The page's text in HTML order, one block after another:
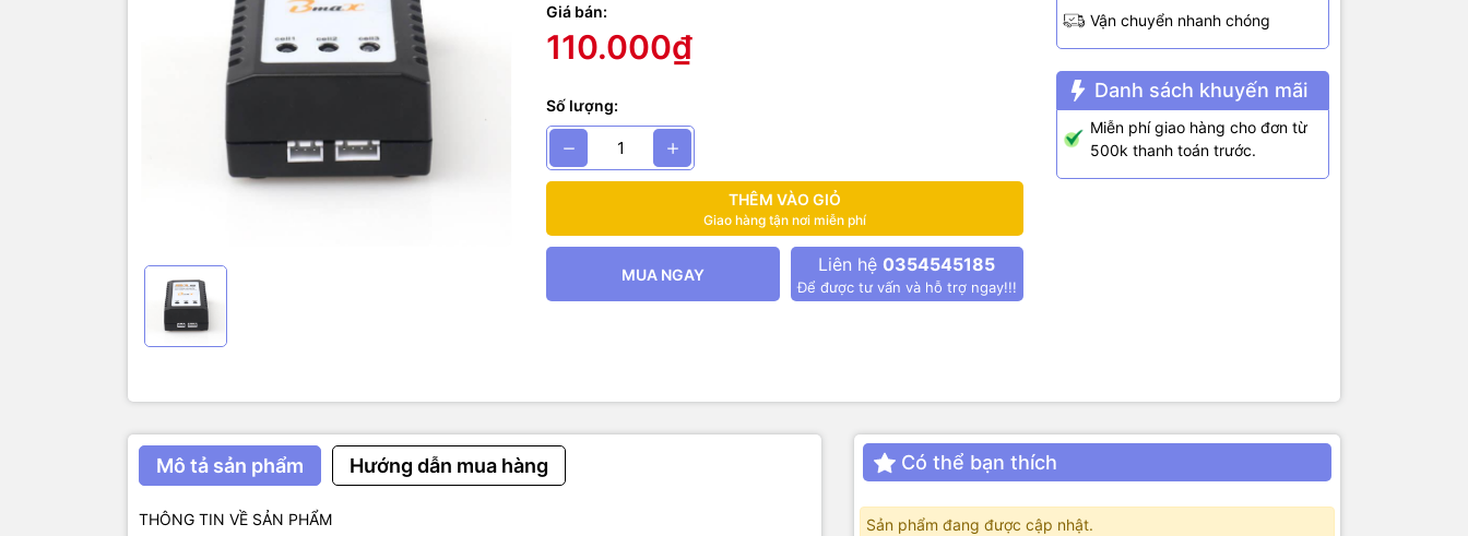
Giá bán:
110.000₫
Số lượng:
THÊM VÀO GIỎ
Giao hàng tận nơi miễn phí
MUA NGAY Liên hệ 0354545185
Để được tư vấn và hỗ trợ ngay!!!
Vận chuyển nhanh chóng
Danh sách khuyến mãi
Miễn phí giao hàng cho đơn từ
500k thanh toán trước.
Mô tả sản phẩm Hướng dẫn mua hàng
THÔNG TIN VỀ SẢN PHẨM
Có thể bạn thích
Sản phẩm đang được cập nhật.
THÔNG TIN VỀ SẢN PHẨM
Sạc 2 cổng 2S – 3S dành cho pin Lithium 7,4V và 11,1V
Công suất: 10W
Tự ngắt đầy khi sạc.
Có đèn báo khi sạc và khi đầy.
Đối với pin Lithium 7,4V sẽ có 2 đèn hoạt động
Đối với Pin Lithium 11,1 V sẽ có 3 đèn hoạt động.